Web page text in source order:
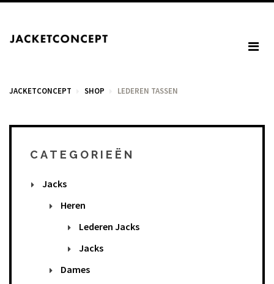
JACKETCONCEPT SHOP LEDEREN TASSEN
WINKELWAGEN
U heeft geen items in het winkelmandje.
Totaal: € 0,00
CATEGORIEËN
Jacks
Heren
Lederen Jacks
Jacks
Dames